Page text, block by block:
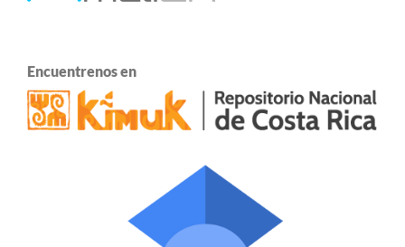
Encuentrenos en